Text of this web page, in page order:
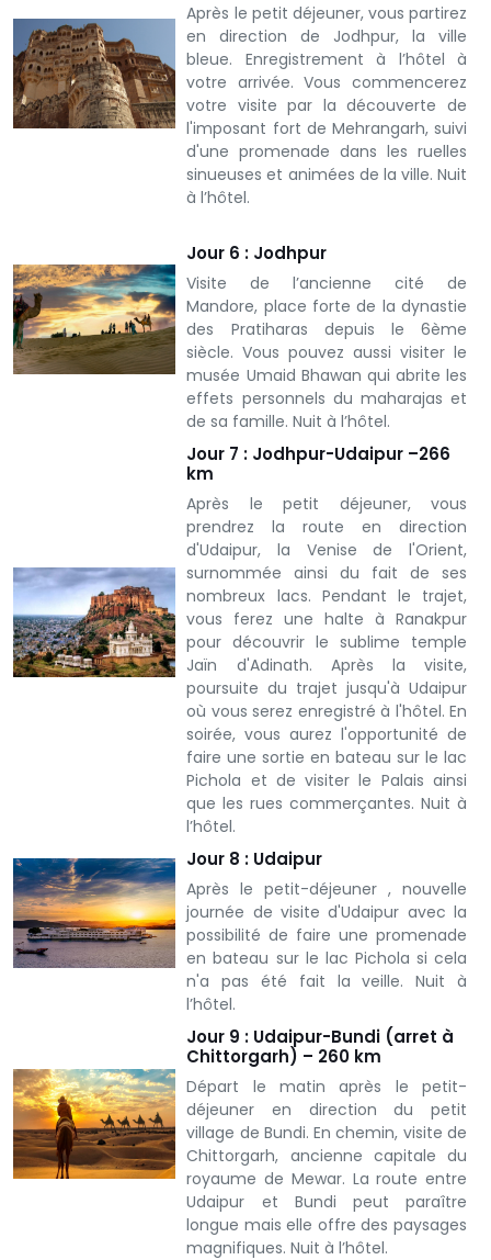
Après le petit déjeuner, vous partirez
en direction de Jodhpur, la ville
bleue. Enregistrement à l’hôtel à
votre arrivée. Vous commencerez
votre visite par la découverte de
l'imposant fort de Mehrangarh, suivi
d'une promenade dans les ruelles
sinueuses et animées de la ville. Nuit
à l’hôtel.
Jour 6 : Jodhpur
Visite de l’ancienne cité de
Mandore, place forte de la dynastie
des Pratiharas depuis le 6ème
siècle. Vous pouvez aussi visiter le
musée Umaid Bhawan qui abrite les
effets personnels du maharajas et
de sa famille.Nuit à l’hôtel.
Jour 7 : Jodhpur-Udaipur –266
km
Après le petit déjeuner, vous
prendrez la route en direction
d'Udaipur, la Venise de l'Orient,
surnommée ainsi du fait de ses
nombreux lacs. Pendant le trajet,
vous ferez une halte à Ranakpur
pour découvrir le sublime temple
Jaïn d'Adinath. Après la visite,
poursuite du trajet jusqu'à Udaipur
où vous serez enregistré à l'hôtel. En
soirée, vous aurez l'opportunité de
faire une sortie en bateau sur le lac
Pichola et de visiter le Palais ainsi
que les rues commerçantes. Nuit à
l’hôtel.
Jour 8 : Udaipur
Après le petit-déjeuner , nouvelle
journée de visite d'Udaipur avec la
possibilité de faire une promenade
en bateau sur le lac Pichola si cela
n'a pas été fait la veille. Nuit à
l’hôtel.
Jour 9 : Udaipur-Bundi (arret à
Chittorgarh) – 260 km
Départ le matin après le petit-
déjeuner en direction du petit
village de Bundi. En chemin, visite de
Chittorgarh, ancienne capitale du
royaume de Mewar. La route entre
Udaipur et Bundi peut paraître
longue mais elle offre des paysages
magnifiques. Nuit à l’hôtel.